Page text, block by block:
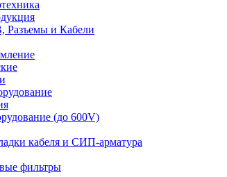
Разъемы и Кабели
(до 600V)
кабеля и СИП-арматура
фильтры